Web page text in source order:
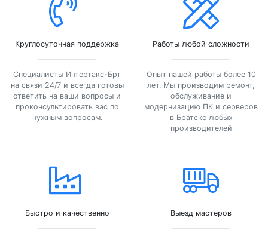
Круглосуточная поддержка
Специалисты Интертакс-Брт
на связи 24/7 и всегда готовы
ответить на ваши вопросы и
проконсультировать вас по
нужным вопросам.
Работы любой сложности
Опыт нашей работы более 10
лет. Мы производим ремонт,
обслуживание и
модернизацию ПК и серверов
в Братске любых
производителей
Быстро и качественно Выезд мастеров